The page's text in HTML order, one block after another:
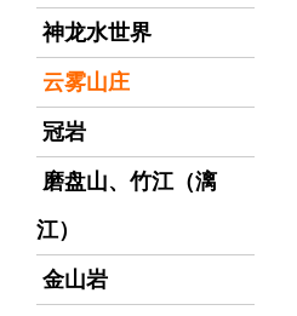
神龙水世界
云雾山庄
冠岩
磨盘山、竹江（漓
江）
金山岩